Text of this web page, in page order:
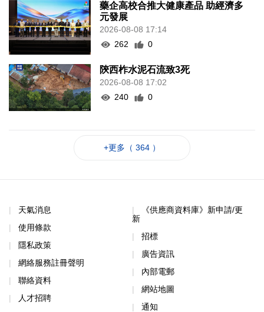
藥企高校合推大健康產品 助經濟多
元發展
2026-08-08 17:14
262
0
陝西柞水泥石流致3死
2026-08-08 17:02
240
0
+更多（ 364 ）
天氣消息
使用條款
隱私政策
網絡服務註冊聲明
聯絡資料
人才招聘
《供應商資料庫》新申請/更
新
招標
廣告資訊
內部電郵
網站地圖
通知